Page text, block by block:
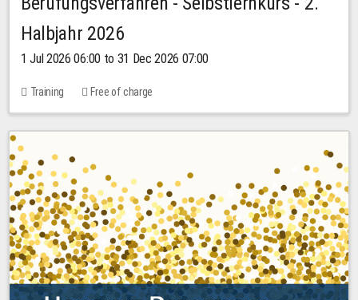
Halbjahr 2026
1 Jul 2026 06:00 to 31 Dec 2026 07:00
Training Free of charge